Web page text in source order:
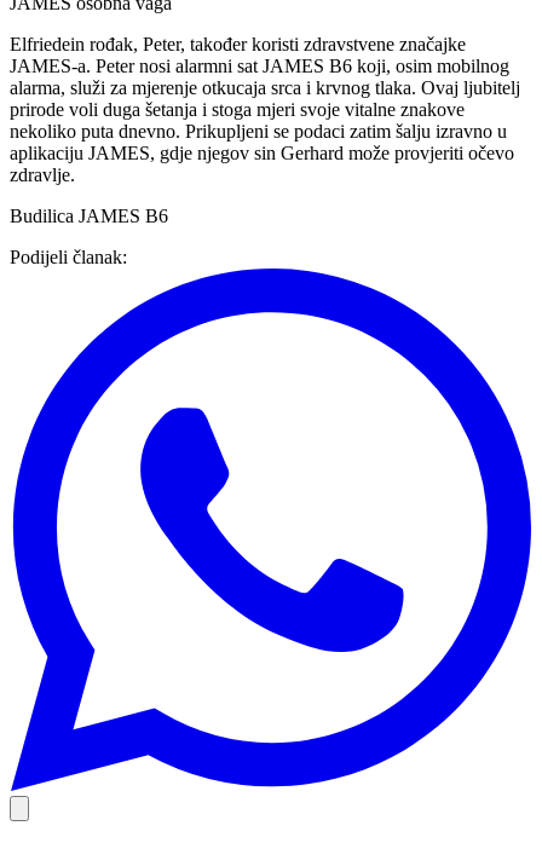
Elfriedein rođak, Peter, također koristi zdravstvene značajke
JAMES-a. Peter nosi alarmni sat JAMES B6 koji, osim mobilnog
alarma, služi za mjerenje otkucaja srca i krvnog tlaka. Ovaj ljubitelj
prirode voli duga šetanja i stoga mjeri svoje vitalne znakove
nekoliko puta dnevno. Prikupljeni se podaci zatim šalju izravno u
aplikaciju JAMES, gdje njegov sin Gerhard može provjeriti očevo
zdravlje.
Budilica JAMES B6
Podijeli članak: